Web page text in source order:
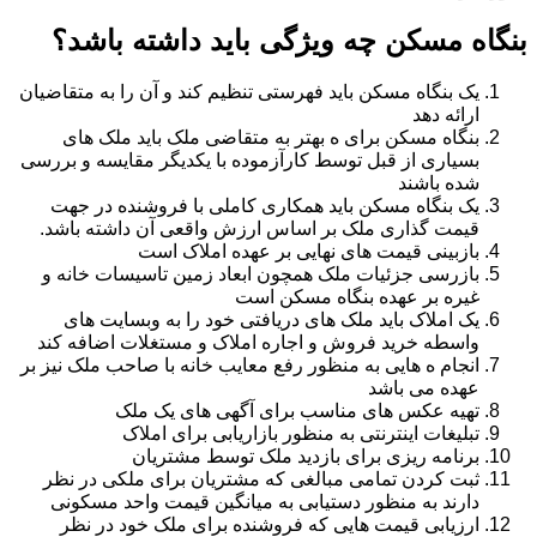
بنگاه مسکن چه ویژگی باید داشته باشد؟
یک بنگاه مسکن باید فهرستی تنظیم کند و آن را به متقاضیان
ارائه دهد
بنگاه مسکن برای ه بهتر به متقاضی ملک باید ملک های
بسیاری از قبل توسط کارآزموده با یکدیگر مقایسه و بررسی
شده باشند
یک بنگاه مسکن باید همکاری کاملی با فروشنده در جهت
قیمت گذاری ملک بر اساس ارزش واقعی آن داشته باشد.
بازبینی قیمت های نهایی بر عهده املاک است
بازرسی جزئیات ملک همچون ابعاد زمین تاسیسات خانه و
غیره بر عهده بنگاه مسکن است
یک املاک باید ملک های دریافتی خود را به وبسایت های
واسطه خرید فروش و اجاره املاک و مستغلات اضافه کند
انجام ه هایی به منظور رفع معایب خانه با صاحب ملک نیز بر
عهده می باشد
تهیه عکس های مناسب برای آگهی های یک ملک
تبلیغات اینترنتی به منظور بازاریابی برای املاک
برنامه ریزی برای بازدید ملک توسط مشتریان
ثبت کردن تمامی مبالغی که مشتریان برای ملکی در نظر
دارند به منظور دستیابی به میانگین قیمت واحد مسکونی
ارزیابی قیمت هایی که فروشنده برای ملک خود در نظر